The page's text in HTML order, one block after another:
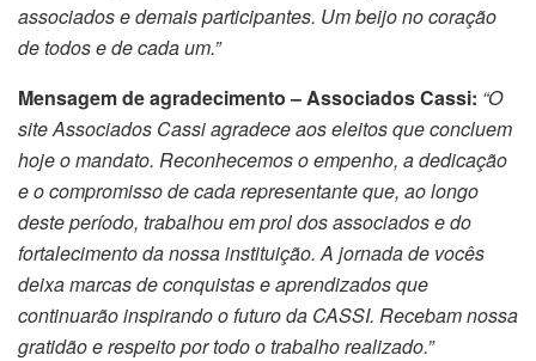
associados e demais participantes. Um beijo no coração
de todos e de cada um.”
Mensagem de agradecimento – Associados Cassi: “O
site Associados Cassi agradece aos eleitos que concluem
hoje o mandato. Reconhecemos o empenho, a dedicação
e o compromisso de cada representante que, ao longo
deste período, trabalhou em prol dos associados e do
fortalecimento da nossa instituição. A jornada de vocês
deixa marcas de conquistas e aprendizados que
continuarão inspirando o futuro da CASSI. Recebam nossa
gratidão e respeito por todo o trabalho realizado.”